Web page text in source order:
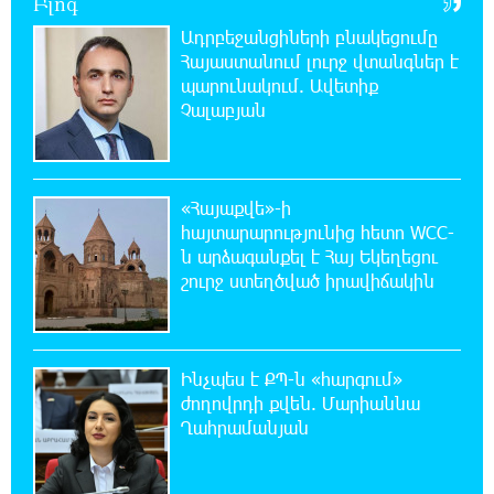
հնարավորությունները
20:33:21 8-08-2026
Հրդեհի ահազանգ Սայաթ-Նովա
պողոտայում. շենքից տարհանվել է 5
բնակիչ
20:14:36 8-08-2026
Ճապոնական Յակիշիմե կերամիկայի
ցուցահանդեսը երկարաձգվել է մինչև
օգոստոսի 30-ը
19:55:28 8-08-2026
Որոնվում է նախաձեռնված քրեական
վարույթի շրջանակներում
19:37:10 8-08-2026
Փաշինյանն ու Թրամփը հեռախոսազրույց
են ունեցել
Ադրբեջանցիների բնակեցումը
Հայաստանում լուրջ վտանգներ է
պարունակում. Ավետիք
Չալաբյան
«Հայաքվե»-ի
հայտարարությունից հետո WCC-
ն արձագանքել է Հայ Եկեղեցու
շուրջ ստեղծված իրավիճակին
Ինչպես է ՔՊ-ն «հարգում»
ժողովրդի քվեն. Մարիաննա
Ղահրամանյան